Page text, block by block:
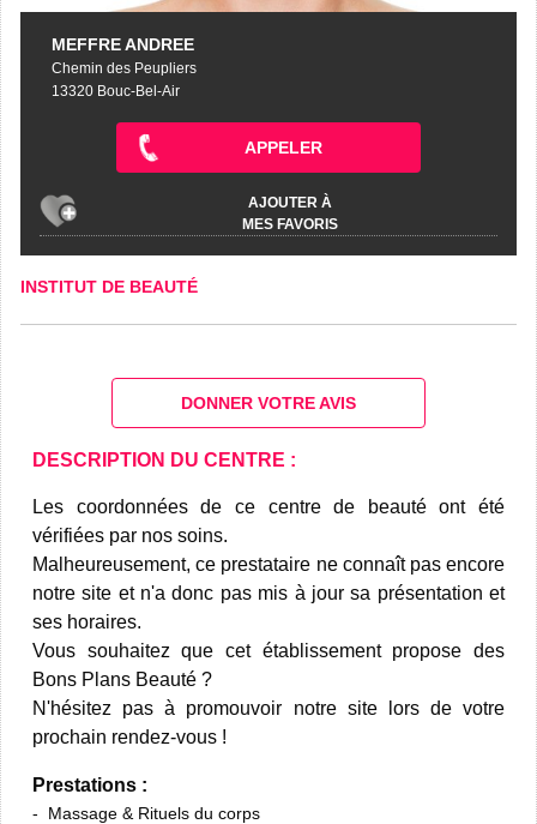
MEFFRE ANDREE
Chemin des Peupliers
13320 Bouc-Bel-Air
APPELER
AJOUTER À
MES FAVORIS
INSTITUT DE BEAUTÉ
DONNER VOTRE AVIS
DESCRIPTION DU CENTRE :
Les coordonnées de ce centre de beauté ont été
vérifiées par nos soins.
Malheureusement, ce prestataire ne connaît pas encore
notre site et n'a donc pas mis à jour sa présentation et
ses horaires.
Vous souhaitez que cet établissement propose des
Bons Plans Beauté ?
N'hésitez pas à promouvoir notre site lors de votre
prochain rendez-vous !
Prestations :
Massage & Rituels du corps